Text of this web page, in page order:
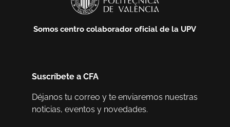
Somos centro colaborador oficial de la UPV
Suscríbete a CFA
Déjanos tu correo y te enviaremos nuestras
noticias, eventos y novedades.